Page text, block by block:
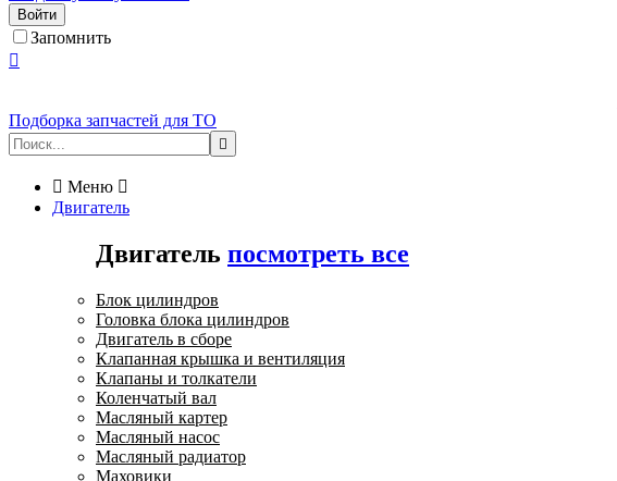
Войти
Запомнить

Подборка запчастей для ТО

 Меню 
Двигатель
Двигатель посмотреть все
Блок цилиндров
Головка блока цилиндров
Двигатель в сборе
Клапанная крышка и вентиляция
Клапаны и толкатели
Коленчатый вал
Масляный картер
Масляный насос
Масляный радиатор
Маховики